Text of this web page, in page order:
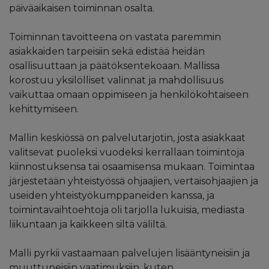
päiväaikaisen toiminnan osalta.
Toiminnan tavoitteena on vastata paremmin
asiakkaiden tarpeisiin sekä edistää heidän
osallisuuttaan ja päätöksentekoaan. Mallissa
korostuu yksilölliset valinnat ja mahdollisuus
vaikuttaa omaan oppimiseen ja henkilökohtaiseen
kehittymiseen.
Mallin keskiössä on palvelutarjotin, josta asiakkaat
valitsevat puoleksi vuodeksi kerrallaan toimintoja
kiinnostuksensa tai osaamisensa mukaan. Toimintaa
järjestetään yhteistyössä ohjaajien, vertaisohjaajien ja
useiden yhteistyökumppaneiden kanssa, ja
toimintavaihtoehtoja oli tarjolla lukuisia, mediasta
liikuntaan ja kaikkeen siltä väliltä.
Malli pyrkii vastaamaan palvelujen lisääntyneisiin ja